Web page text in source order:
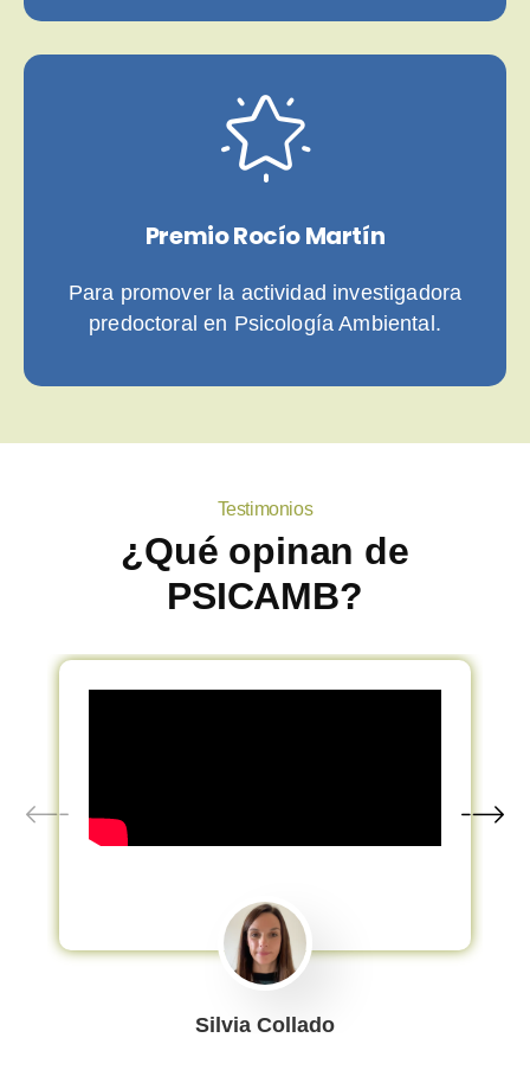
Premio Rocío Martín
Para promover la actividad investigadora
predoctoral en Psicología Ambiental.
Testimonios
¿Qué opinan de
PSICAMB?
Silvia Collado